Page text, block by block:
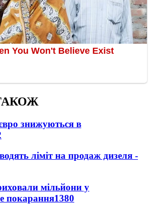
знижуються в
ліміт на продаж дизеля -
мільйони у
покарання1380